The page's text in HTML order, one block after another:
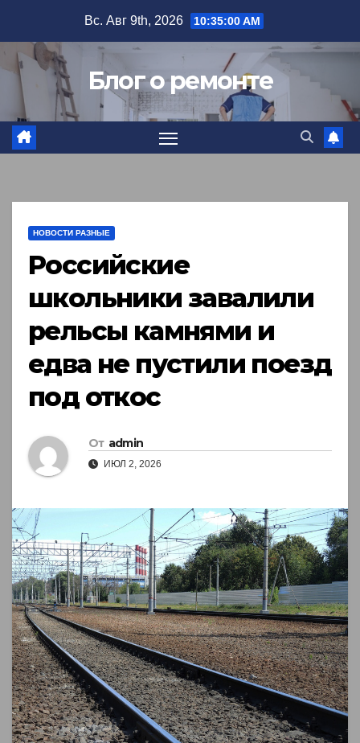
содержимому
Вс. Авг 9th, 2026 10:35:01 AM
Блог о ремонте
НОВОСТИ РАЗНЫЕ
Российские
школьники завалили
рельсы камнями и
едва не пустили поезд
под откос
От admin
ИЮЛ 2, 2026